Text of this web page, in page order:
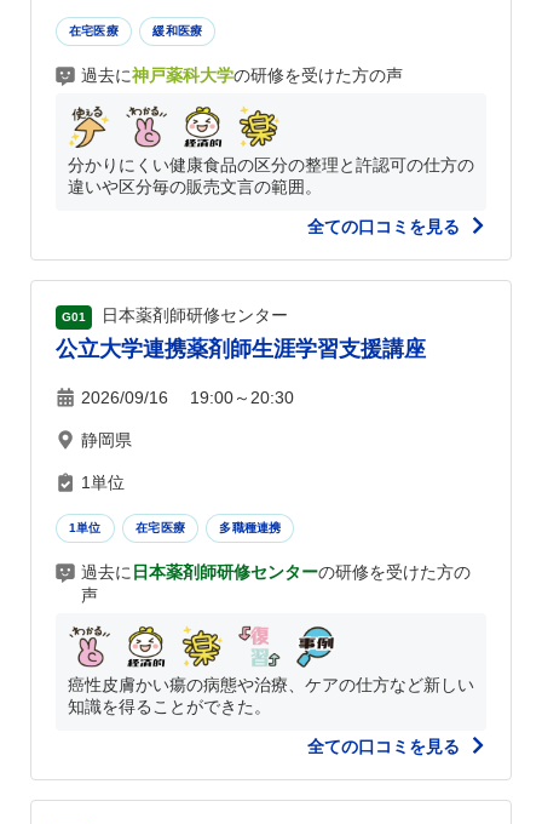
在宅医療 緩和医療
過去に神戸薬科大学の研修を受けた方の声
分かりにくい健康食品の区分の整理と許認可の仕方の
違いや区分毎の販売文言の範囲。
全ての口コミを見る
G01 日本薬剤師研修センター
公立大学連携薬剤師生涯学習支援講座
2026/09/16 19:00～20:30
静岡県
1単位
1単位 在宅医療 多職種連携
過去に 日本薬剤師研修センターの研修を受けた方の
声
癌性皮膚かい瘍の病態や治療、ケアの仕方など新しい
知識を得ることができた。
全ての口コミを見る